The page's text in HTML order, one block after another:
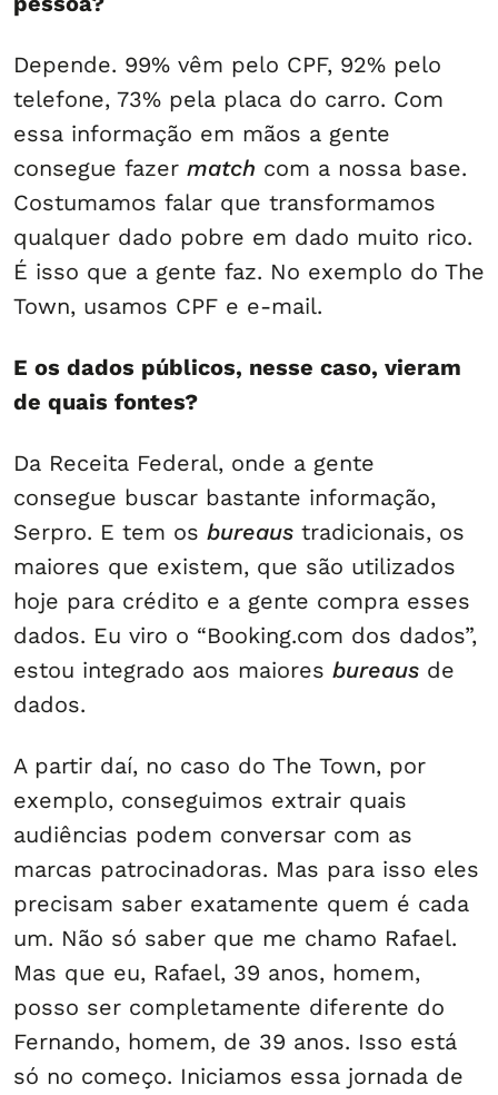
Depende. 99% vêm pelo CPF, 92% pelo
telefone, 73% pela placa do carro. Com
essa informação em mãos a gente
consegue fazer match com a nossa base.
Costumamos falar que transformamos
qualquer dado pobre em dado muito rico.
É isso que a gente faz. No exemplo do The
Town, usamos CPF e e-mail.
E os dados públicos, nesse caso, vieram
de quais fontes?
Da Receita Federal, onde a gente
consegue buscar bastante informação,
Serpro. E tem os bureaus tradicionais, os
maiores que existem, que são utilizados
hoje para crédito e a gente compra esses
dados. Eu viro o “Booking.com dos dados”,
estou integrado aos maiores bureaus de
dados.
A partir daí, no caso do The Town, por
exemplo, conseguimos extrair quais
audiências podem conversar com as
marcas patrocinadoras. Mas para isso eles
precisam saber exatamente quem é cada
um. Não só saber que me chamo Rafael.
Mas que eu, Rafael, 39 anos, homem,
posso ser completamente diferente do
Fernando, homem, de 39 anos. Isso está
só no começo. Iniciamos essa jornada de